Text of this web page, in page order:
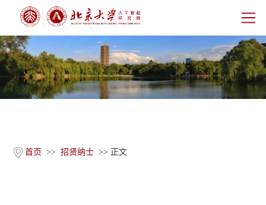
首页
研究院概况
首页 >> 招贤纳士 >> 正文